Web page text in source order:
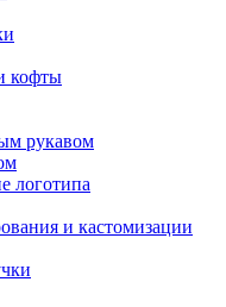
кофты
рукавом
логотипа
и кастомизации